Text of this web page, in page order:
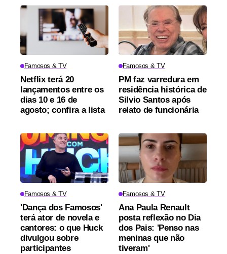
Famosos & TV
Netflix terá 20
lançamentos entre os
dias 10 e 16 de
agosto; confira a lista
Famosos & TV
PM faz varredura em
residência histórica de
Silvio Santos após
relato de funcionária
Famosos & TV
'Dança dos Famosos'
terá ator de novela e
cantores: o que Huck
divulgou sobre
participantes
Famosos & TV
Ana Paula Renault
posta reflexão no Dia
dos Pais: 'Penso nas
meninas que não
tiveram'